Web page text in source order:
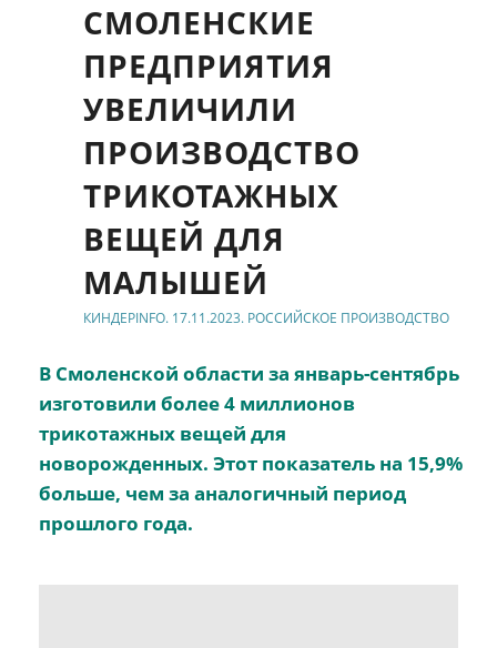
СМОЛЕНСКИЕ
ПРЕДПРИЯТИЯ
УВЕЛИЧИЛИ
ПРОИЗВОДСТВО
ТРИКОТАЖНЫХ
ВЕЩЕЙ ДЛЯ
МАЛЫШЕЙ
КИНДЕРINFO. 17.11.2023. РОССИЙСКОЕ ПРОИЗВОДСТВО
В Смоленской области за январь-сентябрь
изготовили более 4 миллионов
трикотажных вещей для
новорожденных. Этот показатель на 15,9%
больше, чем за аналогичный период
прошлого года.